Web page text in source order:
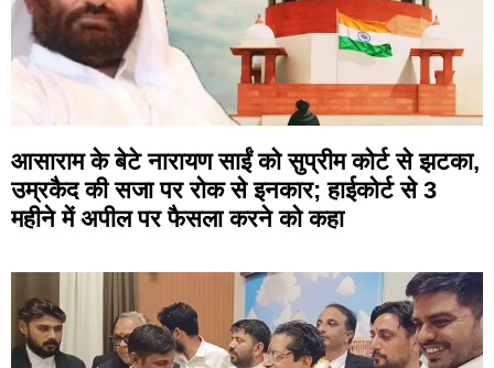
आसाराम के बेटे नारायण साईं को सुप्रीम कोर्ट से झटका,
उम्रकैद की सजा पर रोक से इनकार; हाईकोर्ट से 3
महीने में अपील पर फैसला करने को कहा